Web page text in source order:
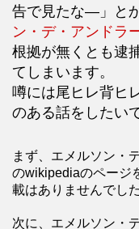
告で見たな―」と
ン・デ・アンドラ
根拠が無くとも逮
てしまいます。
噂には尾ヒレ背ヒ
のある話をしたい
まず、エメルソン・
のwikipediaのページ
載はありませんでした
次に、エメルソン・